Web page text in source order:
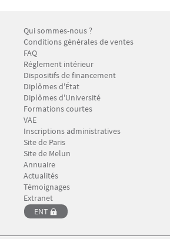
Menu Footer CFP 1
Qui sommes-nous ?
Conditions générales de ventes
FAQ
Réglement intérieur
Dispositifs de financement
Menu Footer CFP 2
Diplômes d'État
Diplômes d'Université
Formations courtes
VAE
Inscriptions administratives
Menu Footer CFP 3
Site de Paris
Site de Melun
Annuaire
Menu Footer CFP 4
Actualités
Témoignages
Menu Footer CFP 5
Extranet
ENT